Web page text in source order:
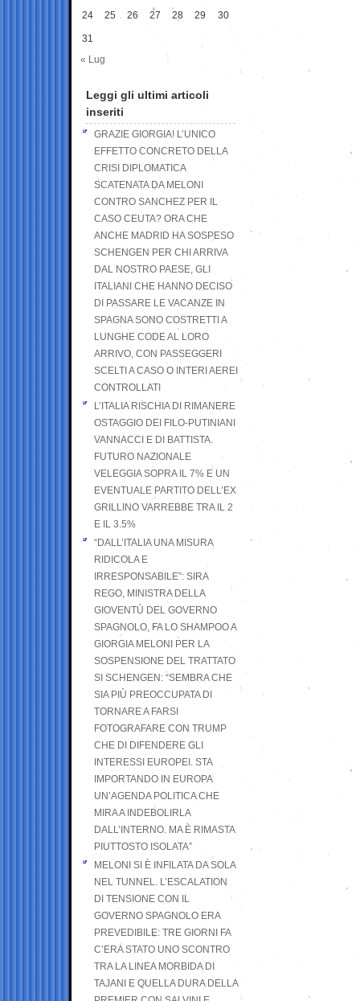
24 25 26 27 28 29 30
31
« Lug
Leggi gli ultimi articoli
inseriti
GRAZIE GIORGIA! L’UNICO
EFFETTO CONCRETO DELLA
CRISI DIPLOMATICA
SCATENATA DA MELONI
CONTRO SANCHEZ PER IL
CASO CEUTA? ORA CHE
ANCHE MADRID HA SOSPESO
SCHENGEN PER CHI ARRIVA
DAL NOSTRO PAESE, GLI
ITALIANI CHE HANNO DECISO
DI PASSARE LE VACANZE IN
SPAGNA SONO COSTRETTI A
LUNGHE CODE AL LORO
ARRIVO, CON PASSEGGERI
SCELTI A CASO O INTERI AEREI
CONTROLLATI
L’ITALIA RISCHIA DI RIMANERE
OSTAGGIO DEI FILO-PUTINIANI
VANNACCI E DI BATTISTA.
FUTURO NAZIONALE
VELEGGIA SOPRA IL 7% E UN
EVENTUALE PARTITO DELL’EX
GRILLINO VARREBBE TRA IL 2
E IL 3.5%
“DALL’ITALIA UNA MISURA
RIDICOLA E
IRRESPONSABILE”: SIRA
REGO, MINISTRA DELLA
GIOVENTÙ DEL GOVERNO
SPAGNOLO, FA LO SHAMPOO A
GIORGIA MELONI PER LA
SOSPENSIONE DEL TRATTATO
SI SCHENGEN: “SEMBRA CHE
SIA PIÙ PREOCCUPATA DI
TORNARE A FARSI
FOTOGRAFARE CON TRUMP
CHE DI DIFENDERE GLI
INTERESSI EUROPEI. STA
IMPORTANDO IN EUROPA
UN’AGENDA POLITICA CHE
MIRA A INDEBOLIRLA
DALL’INTERNO. MA È RIMASTA
PIUTTOSTO ISOLATA”
MELONI SI È INFILATA DA SOLA
NEL TUNNEL. L’ESCALATION
DI TENSIONE CON IL
GOVERNO SPAGNOLO ERA
PREVEDIBILE: TRE GIORNI FA
C’ERA STATO UNO SCONTRO
TRA LA LINEA MORBIDA DI
TAJANI E QUELLA DURA DELLA